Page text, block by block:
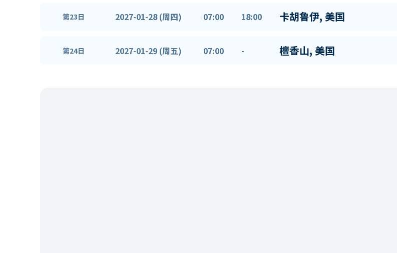
第23日 2027-01-28 (周四) 07:00 18:00 卡胡鲁伊, 美国
第24日 2027-01-29 (周五) 07:00 - 檀香山, 美国